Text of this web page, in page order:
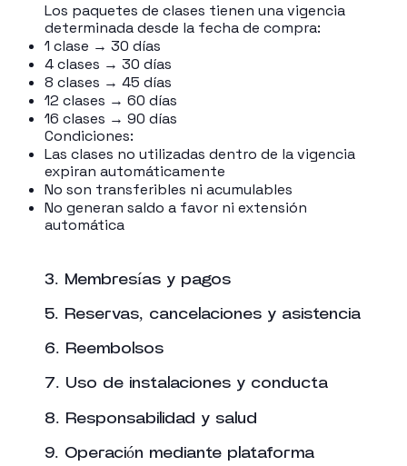
3. Membresías y pagos
Los paquetes de clases tienen una vigencia
determinada desde la fecha de compra:
1 clase → 30 días
4 clases → 30 días
8 clases → 45 días
12 clases → 60 días
16 clases → 90 días
Condiciones:
Las clases no utilizadas dentro de la vigencia
expiran automáticamente
No son transferibles ni acumulables
No generan saldo a favor ni extensión
automática
5. Reservas, cancelaciones y asistencia
6. Reembolsos
7. Uso de instalaciones y conducta
8. Responsabilidad y salud
9. Operación mediante plataforma